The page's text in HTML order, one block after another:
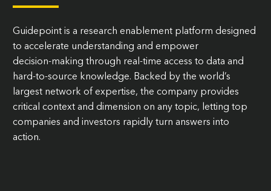
Guidepoint is a research enablement platform designed
to accelerate understanding and empower
decision‑making through real-time access to data and
hard-to-source knowledge. Backed by the world’s
largest network of expertise, the company provides
critical context and dimension on any topic, letting top
companies and investors rapidly turn answers into
action.